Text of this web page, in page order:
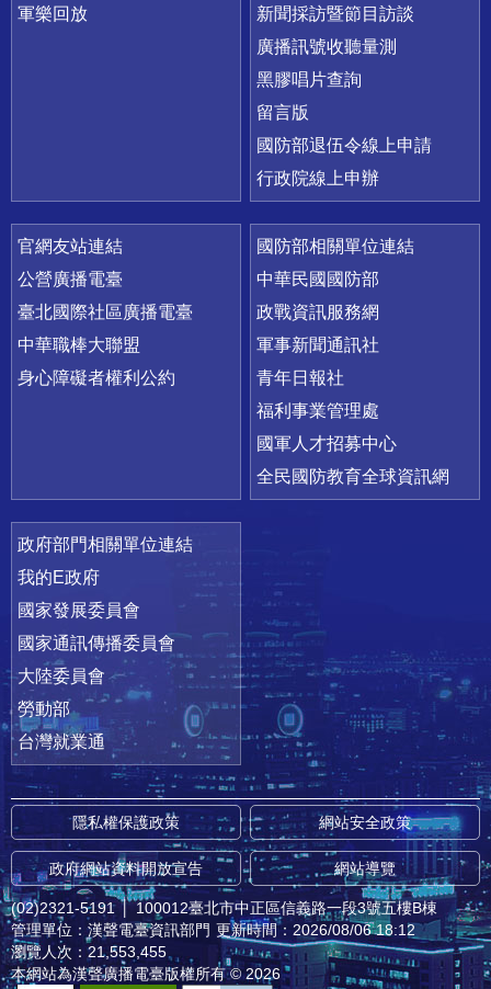
軍樂回放
新聞採訪暨節目訪談
廣播訊號收聽量測
黑膠唱片查詢
留言版
國防部退伍令線上申請
行政院線上申辦
官網友站連結
公營廣播電臺
臺北國際社區廣播電臺
中華職棒大聯盟
身心障礙者權利公約
國防部相關單位連結
中華民國國防部
政戰資訊服務網
軍事新聞通訊社
青年日報社
福利事業管理處
國軍人才招募中心
全民國防教育全球資訊網
政府部門相關單位連結
我的E政府
國家發展委員會
國家通訊傳播委員會
大陸委員會
勞動部
台灣就業通
隱私權保護政策 網站安全政策
政府網站資料開放宣告 網站導覽
(02)2321-5191 │ 100012臺北市中正區信義路一段3號五樓B棟
管理單位：漢聲電臺資訊部門 更新時間：2026/08/06 18:12
瀏覽人次：21,553,455
本網站為漢聲廣播電臺版權所有 © 2026